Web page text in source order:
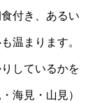
付き、あるい
温まります。
しているかを
海見・山見）